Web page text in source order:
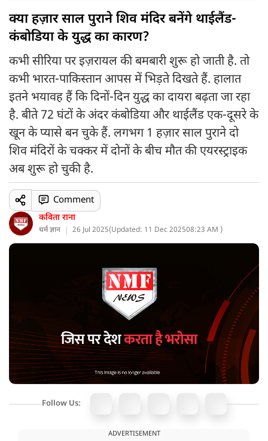
क्या हज़ार साल पुराने शिव मंदिर बनेंगे थाईलैंड-
कंबोडिया के युद्ध का कारण?
कभी सीरिया पर इज़रायल की बमबारी शुरू हो जाती है. तो
कभी भारत-पाकिस्तान आपस में भिड़ते दिखते हैं. हालात
इतने भयावह हैं कि दिनों-दिन युद्ध का दायरा बढ़ता जा रहा
है. बीते 72 घंटों के अंदर कंबोडिया और थाईलैंड एक-दूसरे के
खून के प्यासे बन चुके हैं. लगभग 1 हज़ार साल पुराने दो
शिव मंदिरों के चक्कर में दोनों के बीच मौत की एयरस्ट्राइक
अब शुरू हो चुकी है.
कविता राना
धर्म ज्ञान 26 Jul 2025(Updated: 11 Dec 202508:23 AM )
Comment
Follow Us:
ADVERTISEMENT